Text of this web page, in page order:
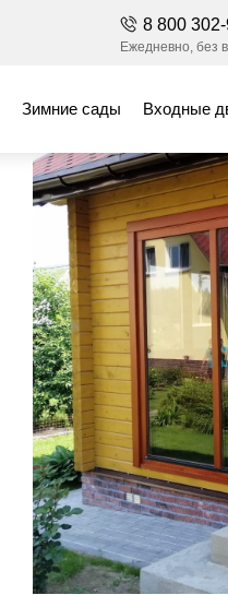
8 800
Ежедневно, без
Зимние сады Входные